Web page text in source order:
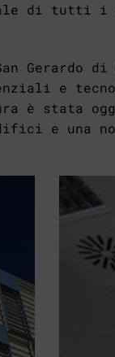
di tutti
di
e
è stata
e una